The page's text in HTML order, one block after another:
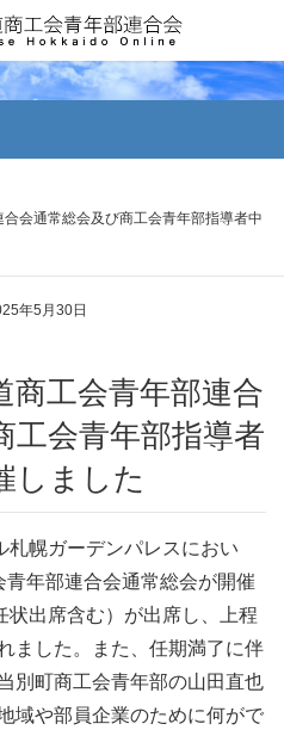
会通常総会及び商工会青年部指導者中
年5月30日
工会青年部指導者
しました
札幌ガーデンパレスにおい
年部連合会通常総会が開催
状出席含む）が出席し、上程
ました。また、任期満了に伴
別町商工会青年部の山田直也
域や部員企業のために何がで